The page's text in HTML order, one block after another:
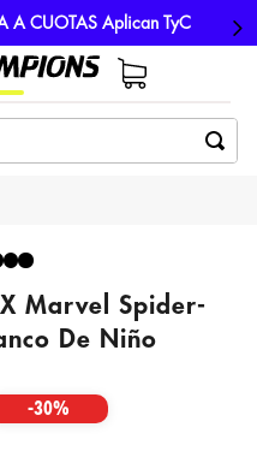
A CUOTAS Aplican TyC
Marvel Spider-
De Niño
-30%